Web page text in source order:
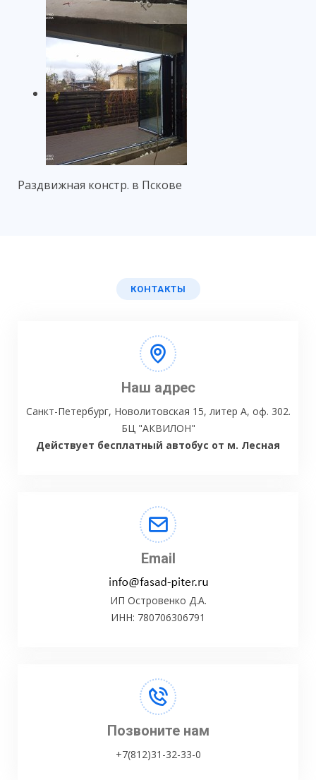
Раздвижная констр. в Пскове
КОНТАКТЫ
Наш адрес
Санкт-Петербург, Новолитовская 15, литер А, оф. 302.
БЦ "АКВИЛОН"
Действует бесплатный автобус от м. Лесная
Email
ИП Островенко Д.А.
ИНН: 780706306791
Позвоните нам
+7(812)31-32-33-0